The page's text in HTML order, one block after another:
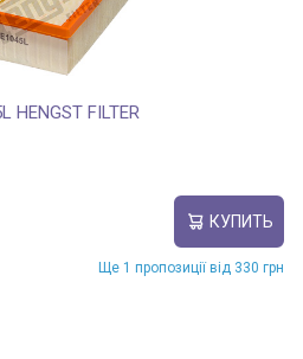
FILTER
КУПИТЬ
Ще 1 пропозиції від 330 грн